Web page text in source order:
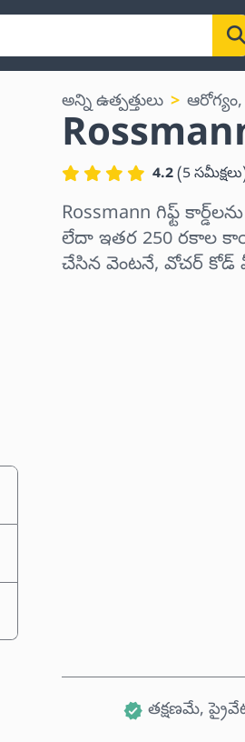
అన్ని ఉత్పత్తులు
4.2(5సమీక్షలు
Rossmann గిఫ్ట్
లేదా ఇతర 250 రకాల
చేసిన వెంటనే, వోచర్ కోడ్
తక్షణమే,